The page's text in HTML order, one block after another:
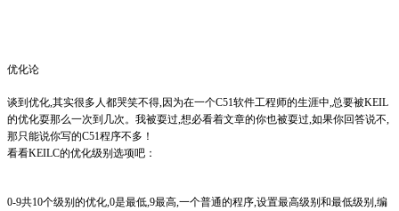
优化论
谈到优化,其实很多人都哭笑不得,因为在一个C51软件工程师的生涯中,总要被KEIL
的优化耍那么一次到几次。我被耍过,想必看着文章的你也被耍过,如果你回答说不,
那只能说你写的C51程序不多！
看看KEILC的优化级别选项吧：
0-9共10个级别的优化,0是最低,9最高,一个普通的程序,设置最高级别和最低级别,编